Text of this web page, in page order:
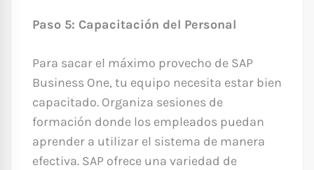
Paso 5: Capacitación del Personal
Para sacar el máximo provecho de SAP
Business One, tu equipo necesita estar bien
capacitado. Organiza sesiones de
formación donde los empleados puedan
aprender a utilizar el sistema de manera
efectiva. SAP ofrece una variedad de